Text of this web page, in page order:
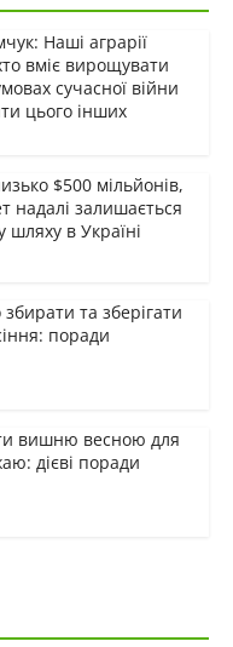
Наші аграрії
вміє вирощувати
сучасної війни
цього інших
$500 мільйонів,
надалі залишається
шляху в Україні
та зберігати
поради
вишню весною для
дієві поради